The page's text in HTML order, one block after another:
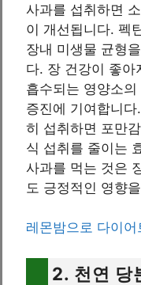
사과를 섭취하면
이 개선됩니다. 펙
장내 미생물 균형
다. 장 건강이 좋아
흡수되는 영양소
증진에 기여합니
히 섭취하면 포만
식 섭취를 줄이는
사과를 먹는 것은
도 긍정적인 영향
레몬밤으로 다이
2. 천연 당